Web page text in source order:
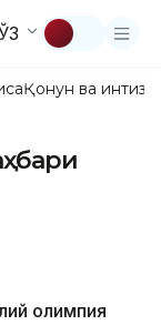
Қонун ва
олимпия